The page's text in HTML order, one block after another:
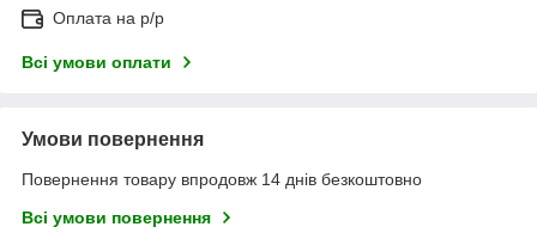
Оплата на р/р
Всі умови оплати
Умови повернення
Повернення товару впродовж 14 днів безкоштовно
Всі умови повернення